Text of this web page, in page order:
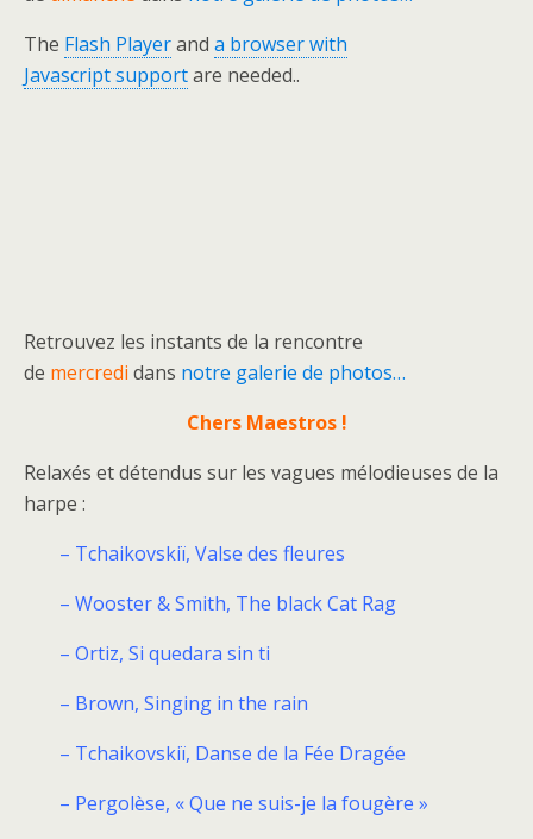
The Flash Playerand a browser with
Javascript supportare needed..
Retrouvez les instants de la rencontre
de mercredi dans notre galerie de photos…
Chers Maestros !
Relaxés et détendus sur les vagues mélodieuses de la
harpe :
– Tchaikovskiï, Valse des fleures
– Wooster & Smith, The black Cat Rag
– Ortiz, Si quedara sin ti
– Brown, Singing in the rain
– Tchaikovskiï, Danse de la Fée Dragée
– Pergolèse, « Que ne suis-je la fougère »